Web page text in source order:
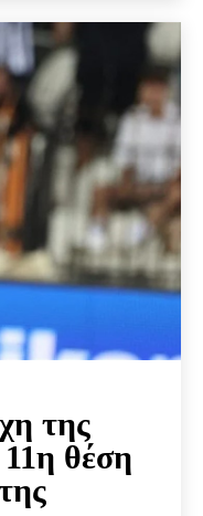
της
θέση